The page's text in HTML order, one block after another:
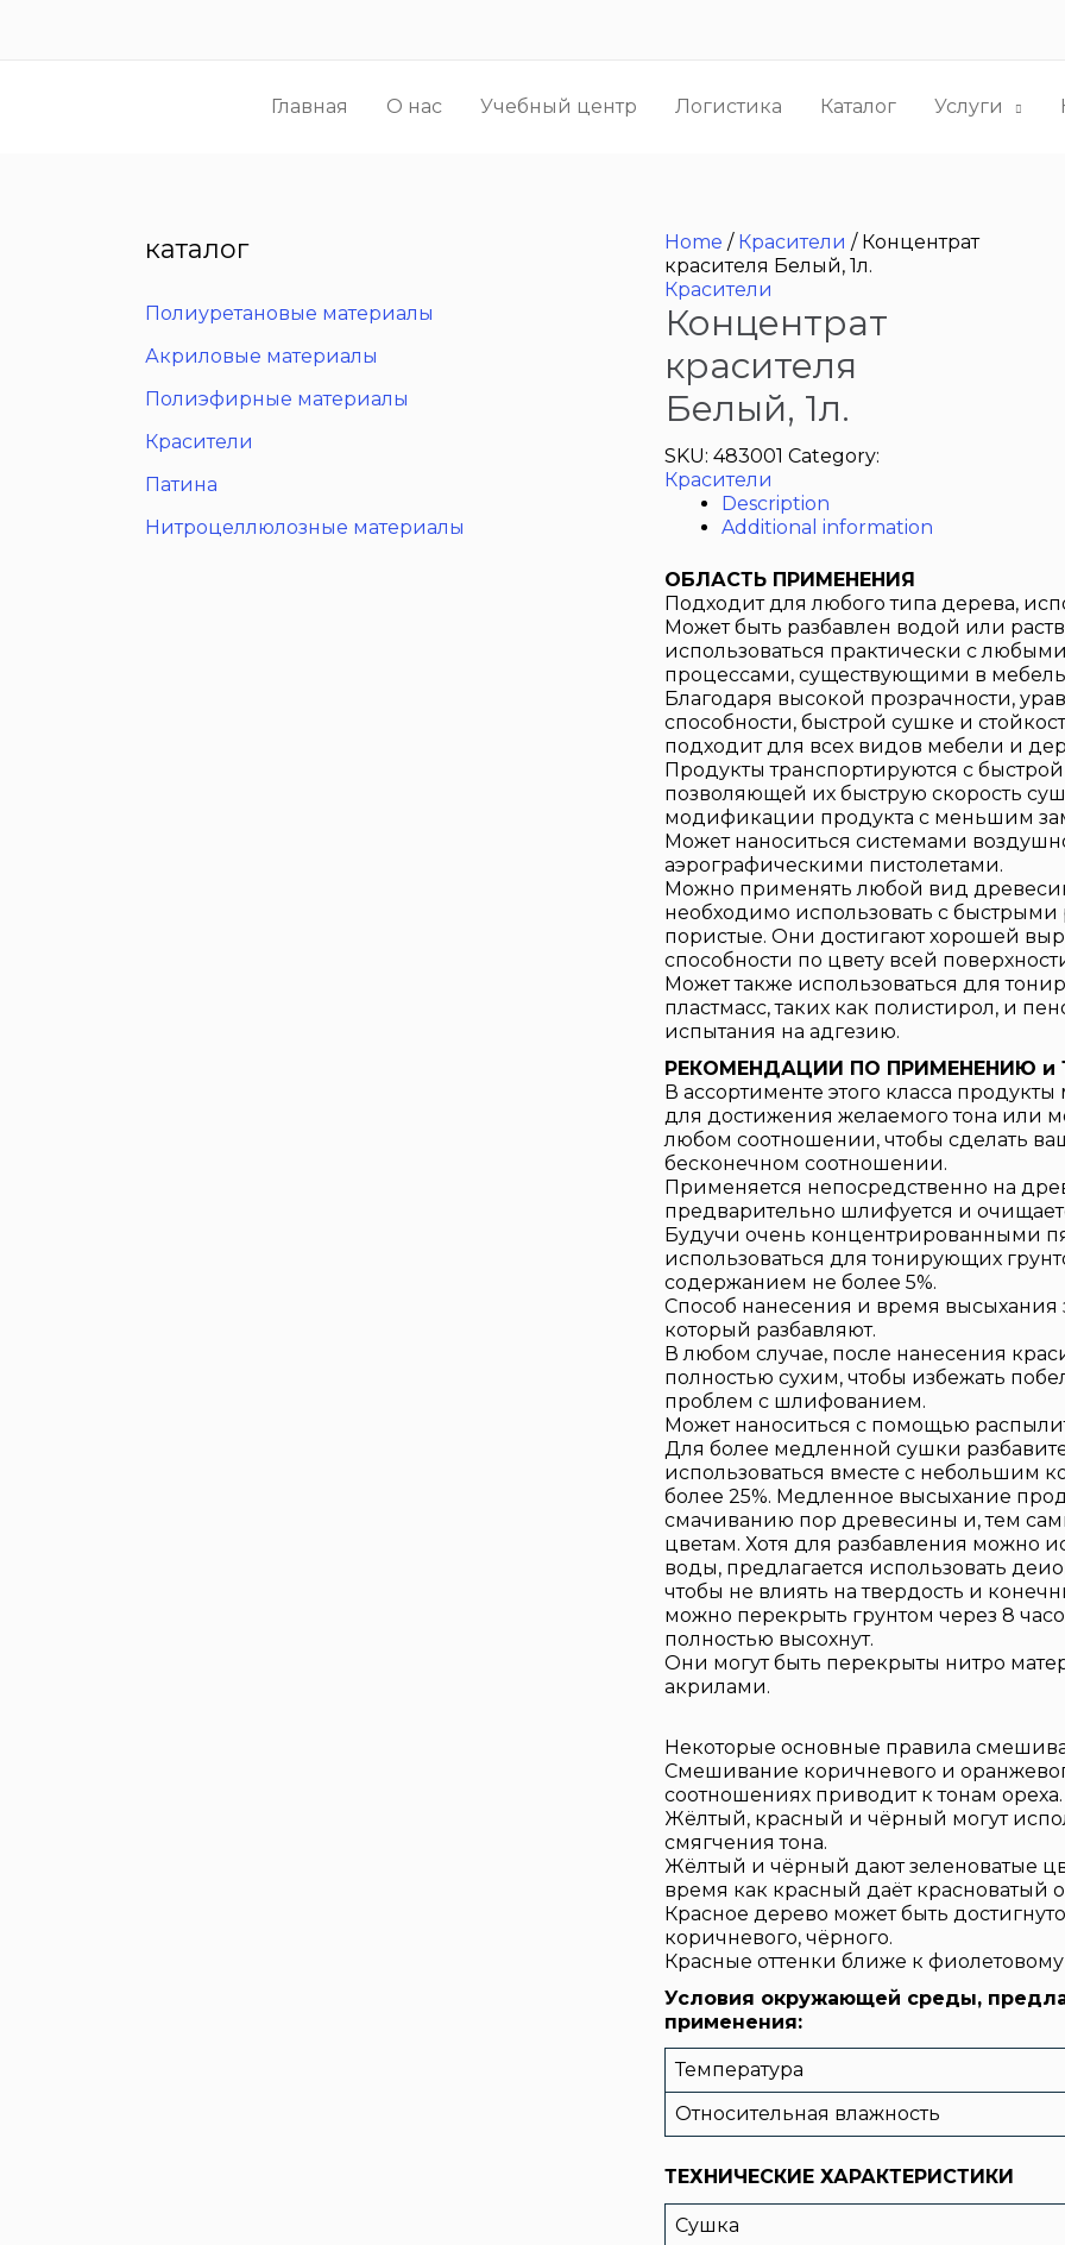
Главная О нас Учебный центр Логистика Каталог Услуги
каталог
Полиуретановые материалы
Акриловые материалы
Полиэфирные материалы
Красители
Патина
Нитроцеллюлозные материалы
Home / Красители / Концентрат
красителя Белый, 1л.
Красители
Концентрат
красителя
Белый, 1л.
SKU: 483001 Category:
Красители
Description
Additional information
ОБЛАСТЬ ПРИМЕНЕНИЯ
Подходит для любого типа дерева,
Может быть разбавлен водой или
использоваться практически с
процессами, существующими в
Благодаря высокой прозрачности,
способности, быстрой сушке и
подходит для всех видов мебели и
Продукты транспортируются с
позволяющей их быструю скорость
модификации продукта с меньшим
Может наноситься системами
аэрографическими пистолетами.
Можно применять любой вид
необходимо использовать с быстрыми
пористые. Они достигают хорошей
способности по цвету всей
Может также использоваться для
пластмасс, таких как полистирол, и
испытания на адгезию.
РЕКОМЕНДАЦИИ ПО ПРИМЕНЕНИЮ и
В ассортименте этого класса продукты
для достижения желаемого тона или
любом соотношении, чтобы сделать
бесконечном соотношении.
Применяется непосредственно на
предварительно шлифуется и
Будучи очень концентрированными
использоваться для тонирующих
содержанием не более 5%.
Способ нанесения и время высыхания
который разбавляют.
В любом случае, после нанесения
полностью сухим, чтобы избежать
проблем с шлифованием.
Может наноситься с помощью
Для более медленной сушки
использоваться вместе с небольшим
более 25%. Медленное высыхание
смачиванию пор древесины и, тем
цветам. Хотя для разбавления можно
воды, предлагается использовать
чтобы не влиять на твердость и
можно перекрыть грунтом через 8
полностью высохнут.
Они могут быть перекрыты нитро
акрилами.
Некоторые основные правила
Смешивание коричневого и
соотношениях приводит к тонам ореха.
Жёлтый, красный и чёрный могут
смягчения тона.
Жёлтый и чёрный дают зеленоватые
время как красный даёт красноватый
Красное дерево может быть
коричневого, чёрного.
Красные оттенки ближе к фиолетовому
Условия окружающей среды,
применения:
Температура
Относительная влажность
ТЕХНИЧЕСКИЕ ХАРАКТЕРИСТИКИ
Сушка